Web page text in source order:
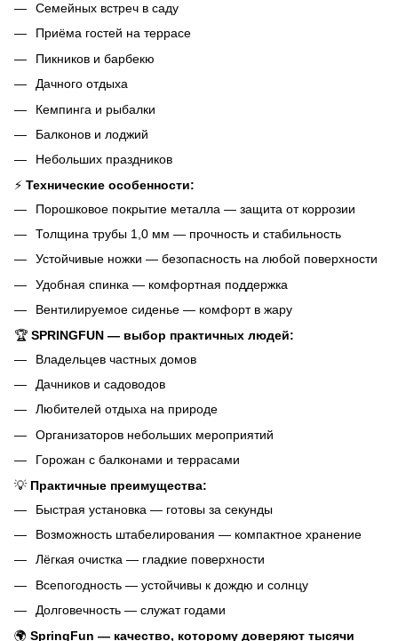
Семейных встреч в саду
Приёма гостей на террасе
Пикников и барбекю
Дачного отдыха
Кемпинга и рыбалки
Балконов и лоджий
Небольших праздников
⚡ Технические особенности:
Порошковое покрытие металла — защита от коррозии
Толщина трубы 1,0 мм — прочность и стабильность
Устойчивые ножки — безопасность на любой поверхности
Удобная спинка — комфортная поддержка
Вентилируемое сиденье — комфорт в жару
🏆 SPRINGFUN — выбор практичных людей:
Владельцев частных домов
Дачников и садоводов
Любителей отдыха на природе
Организаторов небольших мероприятий
Горожан с балконами и террасами
💡 Практичные преимущества:
Быстрая установка — готовы за секунды
Возможность штабелирования — компактное хранение
Лёгкая очистка — гладкие поверхности
Всепогодность — устойчивы к дождю и солнцу
Долговечность — служат годами
🌍 SpringFun — качество, которому доверяют тысячи